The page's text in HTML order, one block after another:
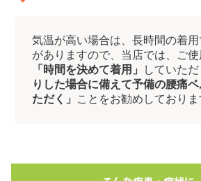
気温が高い場合は、長時間の着
がありますので、当店では、ご
「時間を決めて着用」
していただ
りした場合に備えて予備の腰痛
ただく」
ことをお勧めしておりま